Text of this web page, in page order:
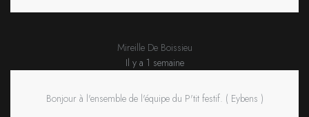
Mireille De Boissieu
Il y a 1 semaine
Bonjour à l'ensemble de l'équipe du P'tit festif. ( Eybens )